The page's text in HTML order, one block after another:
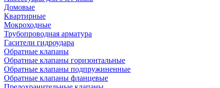
Домовые
Квартирные
Мокроходные
Трубопроводная арматура
Гасители гидроудара
Обратные клапаны
Обратные клапаны горизонтальные
Обратные клапаны подпружиненные
Обратные клапаны фланцевые